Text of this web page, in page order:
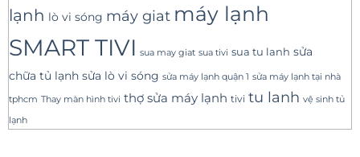
lạnh lò vi sóng máy giat máy lạnh
SMART TIVI sua may giat sua tivi sua tu lanh sửa
chữa tủ lạnh sửa lò vi sóng sửa máy lạnh quận 1 sửa máy lạnh tại nhà
tphcm Thay màn hình tivi thợ sửa máy lạnh tivi tu lanh vệ sinh tủ
lạnh